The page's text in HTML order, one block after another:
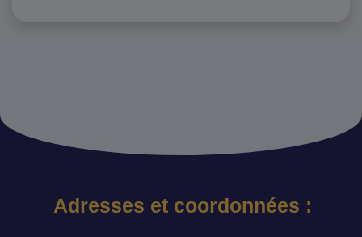
Adresses et coordonnées :